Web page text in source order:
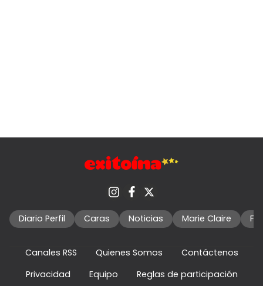
Diario Perfil Caras Noticias Marie Claire
Canales RSS Quienes Somos
Contáctenos
Privacidad
Equipo Reglas de participación